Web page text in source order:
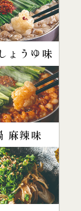
ょうゆ味
麻辣味